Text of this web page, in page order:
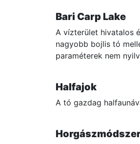
Bari Carp Lake
A vízterület hivatalos
nagyobb bojlis tó
paraméterek nem
Halfajok
A tó gazdag